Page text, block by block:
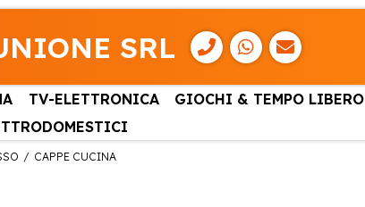
SRL
TV-ELETTRONICA GIOCHI & TEMPO LIBERO
CAPPE CUCINA